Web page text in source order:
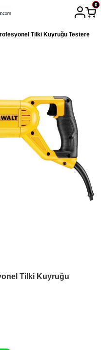
0
Tilki Kuyruğu Testere
Tilki Kuyruğu